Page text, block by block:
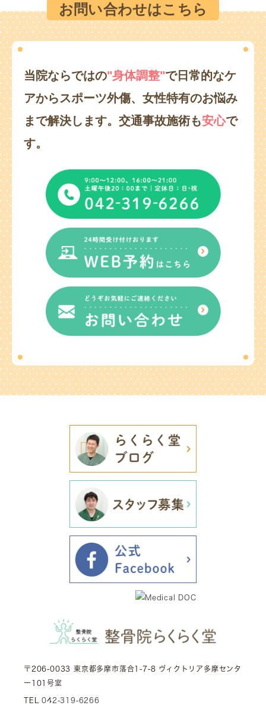
お問い合わせはこちら
当院ならではの"身体調整"で日常的なケ
アからスポーツ外傷、 女性特有のお悩み
まで解決します。 交通事故施術も安心で
す。
〒206-0033 東京都多摩市落合1-7-8 ヴィクトリア多摩センタ
ー101号室
TEL042-319-6266